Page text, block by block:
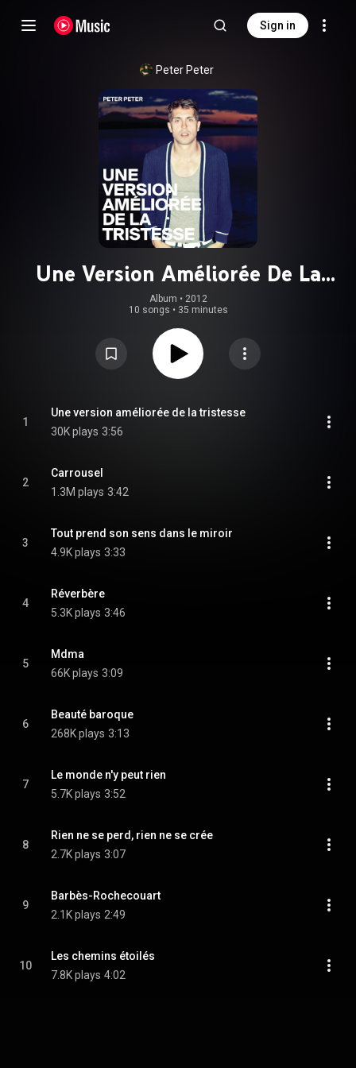
Sign in
Peter Peter
Une Version Améliorée De La
Tristesse
Album • 2012
10 songs • 35 minutes
1
Une version améliorée de la tristesse
30K plays 3:56
2
Carrousel
1.3M plays 3:42
3
Tout prend son sens dans le miroir
4.9K plays 3:33
4
Réverbère
5.3K plays 3:46
5
Mdma
66K plays 3:09
6
Beauté baroque
268K plays 3:13
7
Le monde n'y peut rien
5.7K plays 3:52
8
Rien ne se perd, rien ne se crée
2.7K plays 3:07
9
Barbès-Rochecouart
2.1K plays 2:49
10
Les chemins étoilés
7.8K plays 4:02